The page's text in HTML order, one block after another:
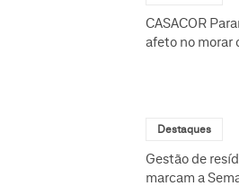
CASACOR
afeto no morar
Destaques
Gestão de
marcam a